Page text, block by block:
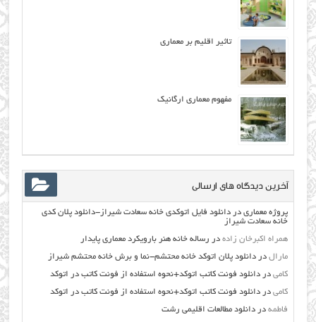
تاثیر اقلیم بر معماری
مفهوم معماری ارگانیک
آخرین دیدگاه های ارسالی
پروژه معماری دردانلود فایل اتوکدی خانه سعادت شیراز-دانلود پلان کدی
خانه سعادت شیراز
همراه اکبرخان زاده در رساله خانه هنر بارویکرد معماری پایدار
مارال دردانلود پلان اتوکد خانه محتشم-نما و برش خانه محتشم شیراز
کامی دردانلود فونت کاتب اتوکد+نحوه استفاده از فونت کاتب در اتوکد
کامی دردانلود فونت کاتب اتوکد+نحوه استفاده از فونت کاتب در اتوکد
فاطمه دردانلود مطالعات اقليمي رشت